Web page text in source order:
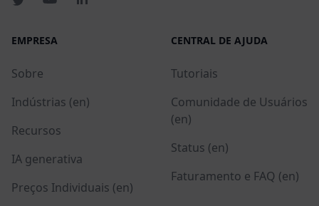
EMPRESA
Sobre
Indústrias (en)
Recursos
IA generativa
Preços Individuais (en)
CENTRAL DE AJUDA
Tutoriais
Comunidade de Usuários
(en)
Status (en)
Faturamento e FAQ (en)